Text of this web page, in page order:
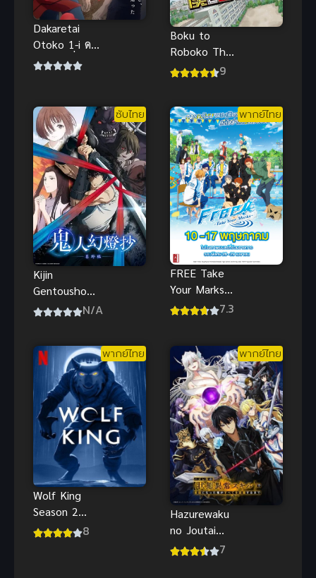
Dakaretai
Otoko 1-i ดา
ไคจิ มูฟวี่ ภาค
หัวใจ
Boku to
Roboko The
Movie ผมกับ
9
ซับไทย
Kijin
Gentoushou
ลำนำโศกอสุรN/A
พากย์ไทย
FREE Take
Your Marks
ฟรี เทค ยัวร์7.3
พากย์ไทย
Wolf King
Season 2
(2025) ราชา
8
พากย์ไทย
Hazurewaku
no Joutai
Ijou Skill E7